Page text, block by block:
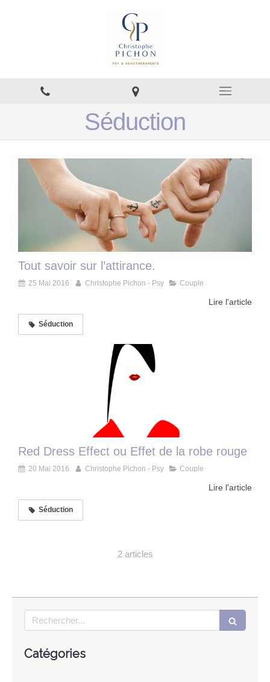
Séduction
Tout savoir sur l’attirance.
25 Mai 2016 Christophe Pichon - Psy Couple
Lire l'article
Séduction
Red Dress Effect ou Effet de la robe rouge
20 Mai 2016 Christophe Pichon - Psy Couple
Lire l'article
Séduction
2 articles
Rechercher
Catégories